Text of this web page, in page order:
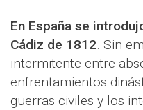
En España se
Cádiz de 1812. Sin
intermitente entre
enfrentamientos
guerras civiles y los